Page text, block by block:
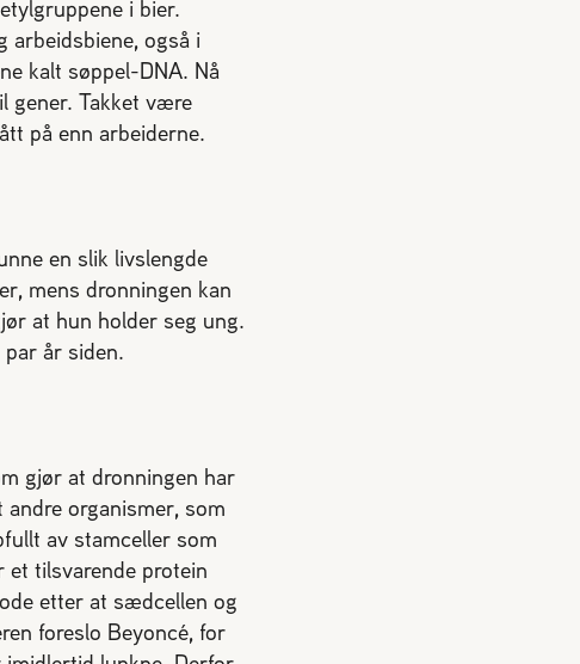
i bier.
arbeidsbiene, også i
kalt søppel-DNA. Nå
gener. Takket være
på enn arbeiderne.
en slik livslengde
mens dronningen kan
at hun holder seg ung.
år siden.
gjør at dronningen har
organismer, som
av stamceller som
tilsvarende protein
etter at sædcellen og
foreslo Beyoncé, for